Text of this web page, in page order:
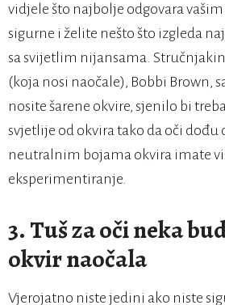
vidjele što najbolje odgovara
sigurne i želite nešto što izgleda
sa svijetlim nijansama.
(koja nosi naočale), Bobbi Brown,
nosite šarene okvire, sjenilo bi
svjetlije od okvira tako da oči dođu
neutralnim bojama okvira imate
eksperimentiranje.
3.Tuš za oči neka
okvir naočala
Vjerojatno niste jedini ako niste